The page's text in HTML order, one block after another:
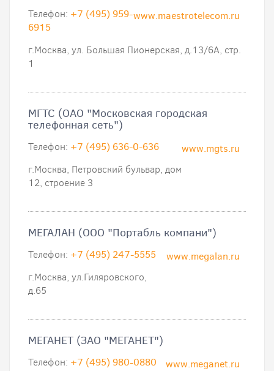
www.maestrotelecom.ru
Телефон: +7 (495) 959-
6915
г.Москва, ул. Большая Пионерская, д.13/6А, стр.
1
МГТС (ОАО "Московская городская
телефонная сеть")
www.mgts.ru
Телефон: +7 (495) 636-0-636
г.Москва, Петровский бульвар, дом
12, строение 3
МЕГАЛАН (ООО "Портабль компани")
www.megalan.ru
Телефон: +7 (495) 247-5555
г.Москва, ул.Гиляровского,
д.65
МЕГАНЕТ (ЗАО "МЕГАНЕТ")
www.meganet.ru
Телефон: +7 (495) 980-0880